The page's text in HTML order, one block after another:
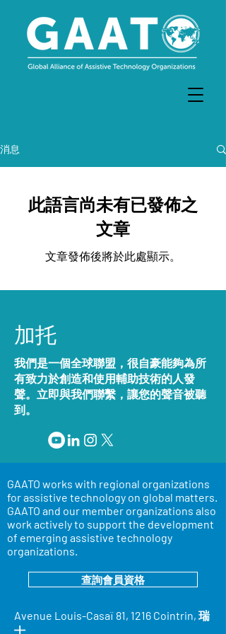
消息
此語言尚未有已發佈之
文章
文章發佈後將於此處顯示。
加托
我們是一個全球聯盟，很自豪能夠為所
有致力於創造和使用輔助技術的人發
聲。立即與我們聯繫，讓您的聲音被聽
到。
GAATO works with regional organizations
for assistive technology on global matters.
GAATO and our member organizations also
work actively to support the development
of emerging assistive technology
organizations.
查詢會員資格
Avenue Louis-Casaï 81, 1216 Cointrin, 瑞
士